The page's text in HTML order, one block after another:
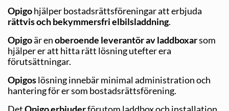
Opigohjälper bostadsrättsföreningar att erbjuda
rättvis och bekymmersfri elbilsladdning.
Opigoär enoberoende leverantör av laddboxarsom
hjälper er att hitta rätt lösning utefter era
förutsättningar.
Opigoslösning innebär minimal administration och
hantering för er som bostadsrättsförening.